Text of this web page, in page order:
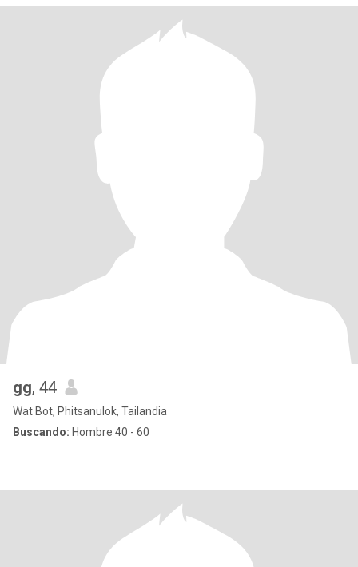
gg, 44
Wat Bot, Phitsanulok, Tailandia
Buscando: Hombre 40 - 60